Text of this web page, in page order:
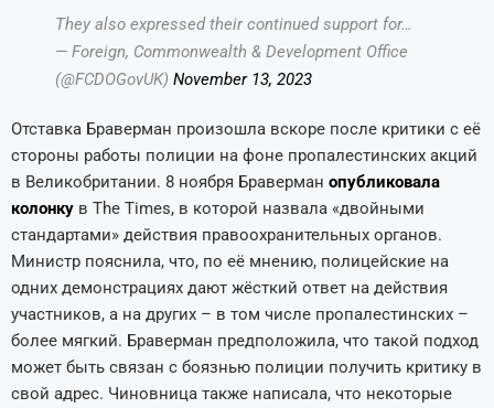
They also expressed their continued support for…
— Foreign, Commonwealth & Development Office
(@FCDOGovUK) November 13, 2023
Отставка Браверман произошла вскоре после критики с её
стороны работы полиции на фоне пропалестинских акций
в Великобритании. 8 ноября Браверман опубликовала
колонку в The Times, в которой назвала «двойными
стандартами» действия правоохранительных органов.
Министр пояснила, что, по её мнению, полицейские на
одних демонстрациях дают жёсткий ответ на действия
участников, а на других – в том числе пропалестинских –
более мягкий. Браверман предположила, что такой подход
может быть связан с боязнью полиции получить критику в
свой адрес. Чиновница также написала, что некоторые